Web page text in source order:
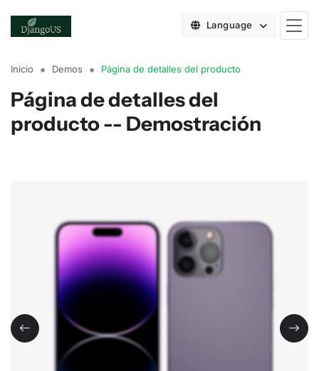
Language
Inicio Demos Página de detalles del producto
Página de detalles del
producto -- Demostración